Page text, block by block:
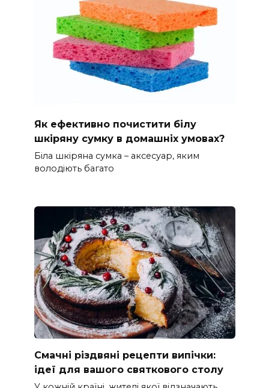
Як ефективно почистити білу
шкіряну сумку в домашніх умовах?
Біла шкіряна сумка – аксесуар, яким
володіють багато
Смачні різдвяні рецепти випічки:
ідеї для вашого святкового столу